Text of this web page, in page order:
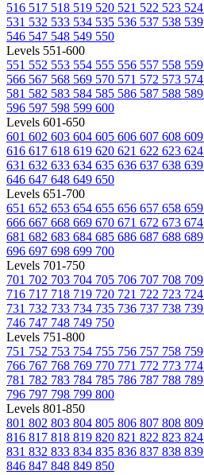
516 517 518 519 520 521 522 523 524
531 532 533 534 535 536 537 538 539
546 547 548 549 550
Levels 551-600
551 552 553 554 555 556 557 558 559
566 567 568 569 570 571 572 573 574
581 582 583 584 585 586 587 588 589
596 597 598 599 600
Levels 601-650
601 602 603 604 605 606 607 608 609
616 617 618 619 620 621 622 623 624
631 632 633 634 635 636 637 638 639
646 647 648 649 650
Levels 651-700
651 652 653 654 655 656 657 658 659
666 667 668 669 670 671 672 673 674
681 682 683 684 685 686 687 688 689
696 697 698 699 700
Levels 701-750
701 702 703 704 705 706 707 708 709
716 717 718 719 720 721 722 723 724
731 732 733 734 735 736 737 738 739
746 747 748 749 750
Levels 751-800
751 752 753 754 755 756 757 758 759
766 767 768 769 770 771 772 773 774
781 782 783 784 785 786 787 788 789
796 797 798 799 800
Levels 801-850
801 802 803 804 805 806 807 808 809
816 817 818 819 820 821 822 823 824
831 832 833 834 835 836 837 838 839
846 847 848 849 850